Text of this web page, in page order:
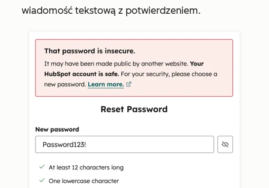
wiadomość tekstową z potwierdzeniem.